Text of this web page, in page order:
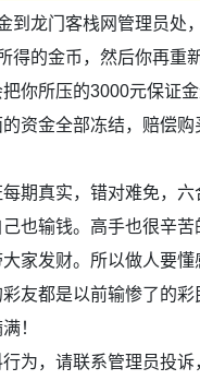
到龙门客栈网管理员
得的金币，然后你再
你所压的3000元保证
资金全部冻结，赔偿购
期真实，错对难免，
也输钱。高手也很辛
家发财。所以做人要懂
友都是以前输惨了的
！
为，请联系管理员投